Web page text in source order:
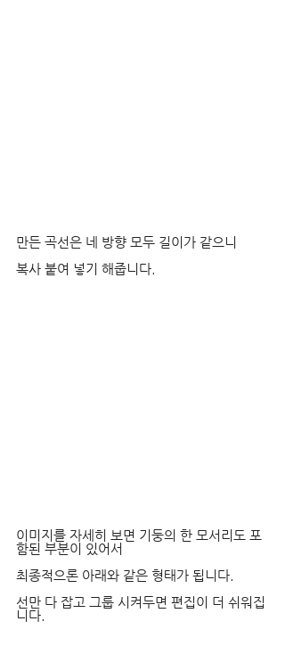
만든 곡선은 네 방향 모두 길이가 같으니
복사 붙여 넣기 해줍니다.
이미지를 자세히 보면 기둥의 한 모서리도 포
함된 부분이 있어서
최종적으론 아래와 같은 형태가 됩니다.
선만 다 잡고 그룹 시켜두면 편집이 더 쉬워집
니다.